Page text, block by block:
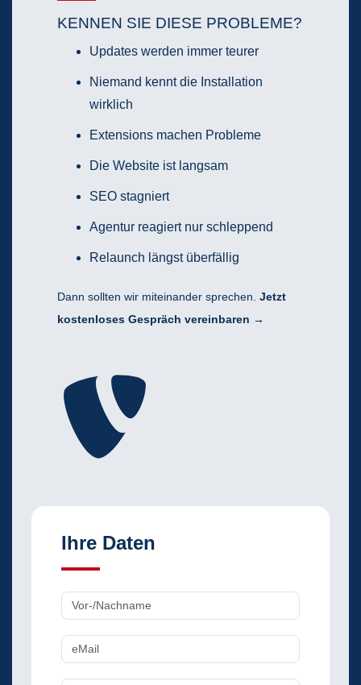
KENNEN SIE DIESE PROBLEME?
Updates werden immer teurer
Niemand kennt die Installation
wirklich
Extensions machen Probleme
Die Website ist langsam
SEO stagniert
Agentur reagiert nur schleppend
Relaunch längst überfällig
Dann sollten wir miteinander sprechen. Jetzt
kostenloses Gespräch vereinbaren →
Ihre Daten